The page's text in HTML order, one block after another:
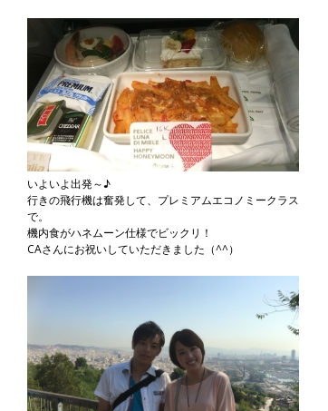
いよいよ出発～♪
行きの飛行機は奮発して、プレミアムエコノミークラス
で。
機内食がハネムーン仕様でビックリ！
CAさんにお祝いしていただきました（^^）